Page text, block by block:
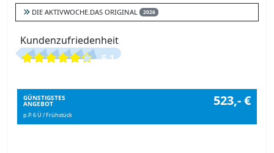
DIE AKTIVWOCHE.DAS ORIGINAL 2026
Kundenzufriedenheit
5.1
GÜNSTIGSTES
ANGEBOT 523,- €
p.P. 6 Ü / Frühstück